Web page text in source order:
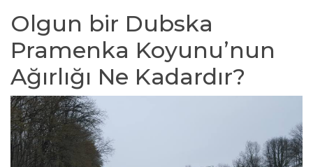
Olgun bir Dubska
Pramenka Koyunu’nun
Ağırlığı Ne Kadardır?